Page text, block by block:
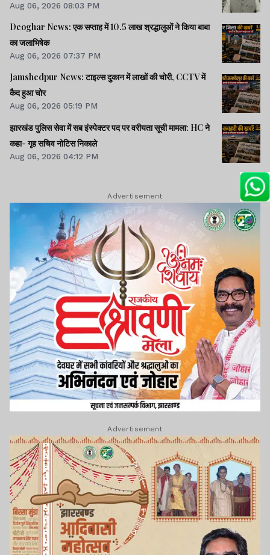
Aug 06, 2026 08:03 PM
Deoghar News: एक सप्ताह में 10.5 लाख श्रद्धालुओं ने किया बाबा
का जलाभिषेक
Aug 06, 2026 07:37 PM
Jamshedpur News: टाइल्स दुकान में लाखों की चोरी, CCTV में
कैद हुआ चोर
Aug 06, 2026 05:19 PM
झारखंड पुलिस सेवा में सब इंस्पेक्टर पद पर वरीयता सूची मामला: HC ने
कहा- गृह सचिव नोटिस निकाले
Aug 06, 2026 04:12 PM
Advertisement
Advertisement